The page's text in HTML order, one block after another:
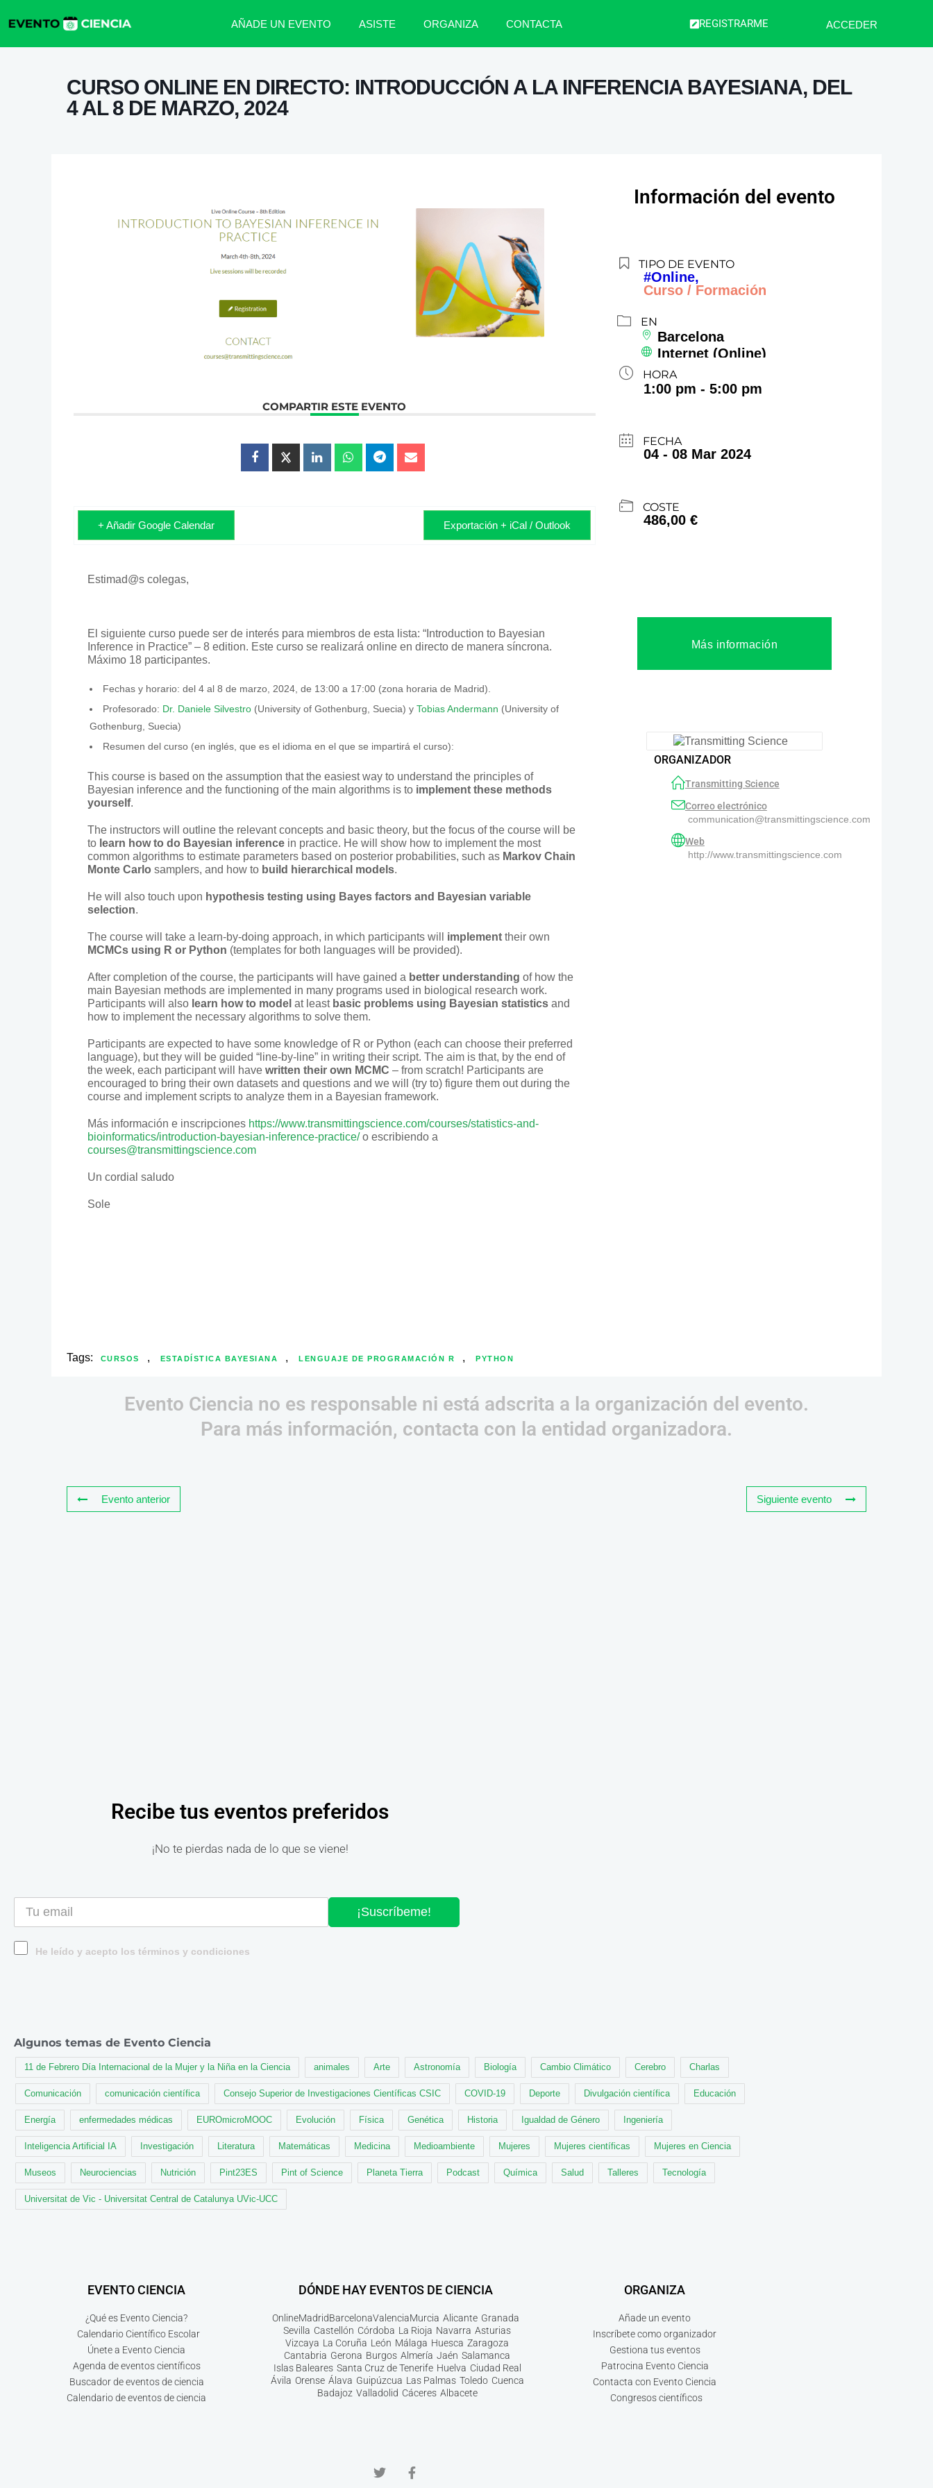
AÑADE UN EVENTO ASISTE ORGANIZA CONTACTA REGISTRARME ACCEDER
CURSO ONLINE EN DIRECTO: INTRODUCCIÓN A LA INFERENCIA BAYESIANA, DEL
4 AL 8 DE MARZO, 2024
COMPARTIR ESTE EVENTO
+ Añadir Google Calendar Exportación + iCal / Outlook
Estimad@s colegas,
El siguiente curso puede ser de interés para miembros de esta lista: “Introduction to Bayesian
Inference in Practice” – 8 edition. Este curso se realizará online en directo de manera síncrona.
Máximo 18 participantes.
Fechas y horario: del 4 al 8 de marzo, 2024, de 13:00 a 17:00 (zona horaria de Madrid).
Profesorado: Dr. Daniele Silvestro(University of Gothenburg, Suecia) y Tobias Andermann (University of
Gothenburg, Suecia)
Resumen del curso (en inglés, que es el idioma en el que se impartirá el curso):
This course is based on the assumption that the easiest way to understand the principles of
Bayesian inference and the functioning of the main algorithms is to implement these methods
yourself.
The instructors will outline the relevant concepts and basic theory, but the focus of the course will be
to learn how to do Bayesian inferencein practice. He will show how to implement the most
common algorithms to estimate parameters based on posterior probabilities, such as Markov Chain
Monte Carlo samplers, and how to build hierarchical models.
He will also touch upon hypothesis testing using Bayes factors and Bayesian variable
selection.
The course will take a learn-by-doing approach, in which participants will implementtheir own
MCMCs using R or Python (templates for both languages will be provided).
After completion of the course, the participants will have gained a better understanding of how the
main Bayesian methods are implemented in many programs used in biological research work.
Participants will also learn how to model at least basic problems using Bayesian statisticsand
how to implement the necessary algorithms to solve them.
Participants are expected to have some knowledge of R or Python (each can choose their preferred
language), but they will be guided “line-by-line” in writing their script. The aim is that, by the end of
the week, each participant will have written their own MCMC – from scratch! Participants are
encouraged to bring their own datasets and questions and we will (try to) figure them out during the
course and implement scripts to analyze them in a Bayesian framework.
Más información e inscripciones https://www.transmittingscience.com/courses/statistics-and-
bioinformatics/introduction-bayesian-inference-practice/o escribiendo a
courses@transmittingscience.com
Un cordial saludo
Sole
Información del evento
TIPO DE EVENTO
#Online,
Curso / Formación
EN
Barcelona
Internet (Online)
HORA
1:00 pm - 5:00 pm
FECHA
04 - 08 Mar 2024
COSTE
486,00 €
Más información
ORGANIZADOR
Transmitting Science
Correo electrónico
communication@transmittingscience.com
Web
http://www.transmittingscience.com
Tags: CURSOS , ESTADÍSTICA BAYESIANA , LENGUAJE DE PROGRAMACIÓN R , PYTHON
Evento Ciencia no es responsable ni está adscrita a la organización del evento.
Para más información, contacta con la entidad organizadora.
Evento anterior Siguiente evento
Recibe tus eventos preferidos
¡No te pierdas nada de lo que se viene!
¡Suscríbeme!
He leído y acepto los términos y condiciones
Algunos temas de Evento Ciencia
11 de Febrero Día Internacional de la Mujer y la Niña en la Ciencia animales Arte Astronomía Biología Cambio Climático Cerebro Charlas
Comunicación comunicación científica Consejo Superior de Investigaciones Científicas CSIC COVID-19 Deporte Divulgación científica Educación
Energía enfermedades médicas EUROmicroMOOC Evolución Física Genética Historia Igualdad de Género Ingeniería
Inteligencia Artificial IA Investigación Literatura Matemáticas Medicina Medioambiente Mujeres Mujeres científicas Mujeres en Ciencia
Museos Neurociencias Nutrición Pint23ES Pint of Science Planeta Tierra Podcast Química Salud Talleres Tecnología
Universitat de Vic - Universitat Central de Catalunya UVic-UCC
EVENTO CIENCIA
¿Qué es Evento Ciencia?
Calendario Científico Escolar
Únete a Evento Ciencia
Agenda de eventos científicos
Buscador de eventos de ciencia
Calendario de eventos de ciencia
DÓNDE HAY EVENTOS DE CIENCIA
OnlineMadridBarcelonaValenciaMurcia Alicante Granada
Sevilla Castellón Córdoba La Rioja Navarra Asturias
Vizcaya La Coruña León Málaga Huesca Zaragoza
Cantabria Gerona Burgos Almería Jaén Salamanca
Islas Baleares Santa Cruz de Tenerife Huelva Ciudad Real
Ávila Orense Álava Guipúzcua Las Palmas Toledo Cuenca
Badajoz Valladolid Cáceres Albacete
ORGANIZA
Añade un evento
Inscríbete como organizador
Gestiona tus eventos
Patrocina Evento Ciencia
Contacta con Evento Ciencia
Congresos científicos